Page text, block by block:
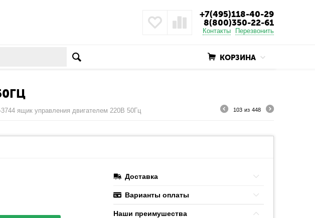
+7(495)118-40-29
8(800)350-22-61
Контакты Перезвонить
КОРЗИНА
3744 ящик управления двигателем 220В 50Гц 103 из 448
Доставка
Варианты оплаты
Наши преимушества